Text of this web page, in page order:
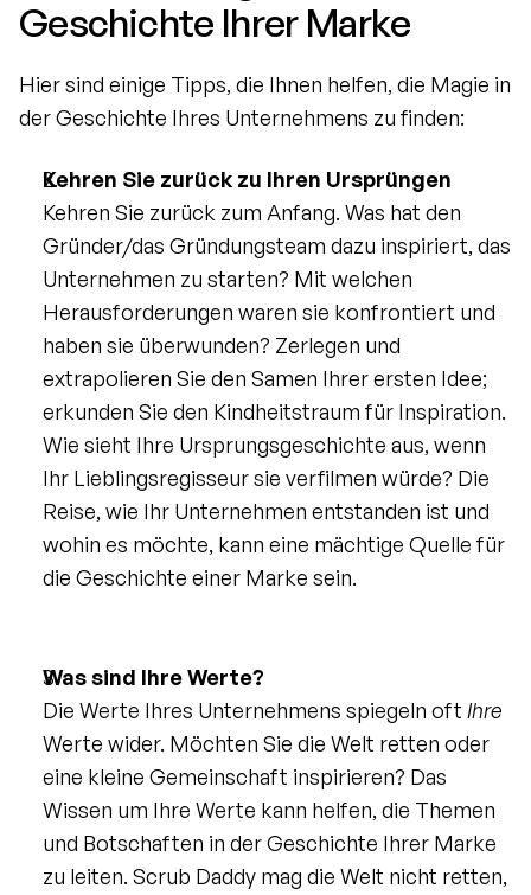
Geschichte Ihrer Marke
Hier sind einige Tipps, die Ihnen helfen, die Magie in
der Geschichte Ihres Unternehmens zu finden:
Kehren Sie zurück zu Ihren Ursprüngen
Kehren Sie zurück zum Anfang. Was hat den
Gründer/das Gründungsteam dazu inspiriert, das
Unternehmen zu starten? Mit welchen
Herausforderungen waren sie konfrontiert und
haben sie überwunden? Zerlegen und
extrapolieren Sie den Samen Ihrer ersten Idee;
erkunden Sie den Kindheitstraum für Inspiration.
Wie sieht Ihre Ursprungsgeschichte aus, wenn
Ihr Lieblingsregisseur sie verfilmen würde? Die
Reise, wie Ihr Unternehmen entstanden ist und
wohin es möchte, kann eine mächtige Quelle für
die Geschichte einer Marke sein.
Was sind Ihre Werte?
Die Werte Ihres Unternehmens spiegeln oft Ihre
Werte wider. Möchten Sie die Welt retten oder
eine kleine Gemeinschaft inspirieren? Das
Wissen um Ihre Werte kann helfen, die Themen
und Botschaften in der Geschichte Ihrer Marke
zu leiten. Scrub Daddy mag die Welt nicht retten,